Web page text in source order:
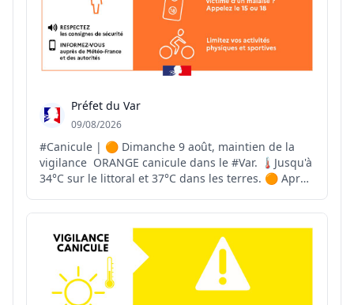
Préfet du Var
09/08/2026
#Canicule | 🟠 Dimanche 9 août, maintien de la
vigilance ORANGE canicule dans le #Var. 🌡Jusqu'à
34°C sur le littoral et 37°C dans les terres. 🟠 Après
#Var est en vigilance ORANGE canicule depuis le 30
juillet. 📌 Retrouvez chaque jour, mati...